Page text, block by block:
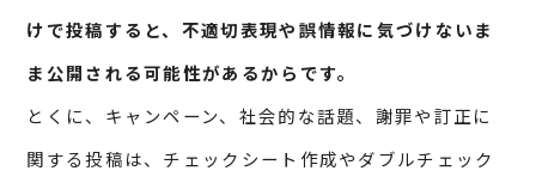
けで投稿すると、不適切表現や誤情報に気づけないま
ま公開される可能性があるからです。
とくに、キャンペーン、社会的な話題、謝罪や訂正に
関する投稿は、チェックシート作成やダブルチェック